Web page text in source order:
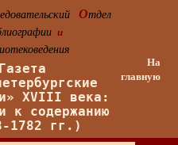
Отдел
и
Газета
XVIII века:
к содержанию
1782 гг.)
На
главную